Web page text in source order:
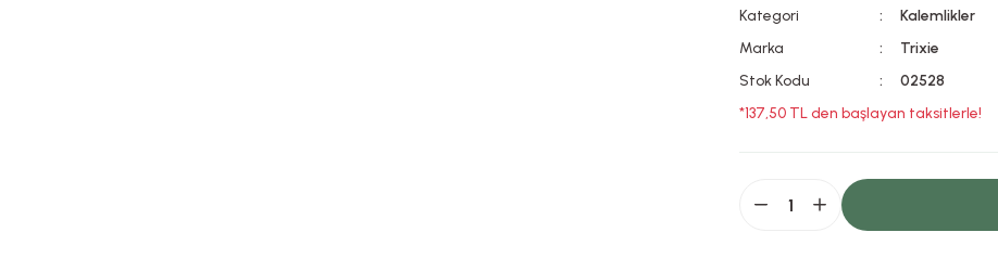
Kategori
Kalemlikler
Marka
Trixie
Stok Kodu
02528
*137,50 TL den başlayan taksitlerle!